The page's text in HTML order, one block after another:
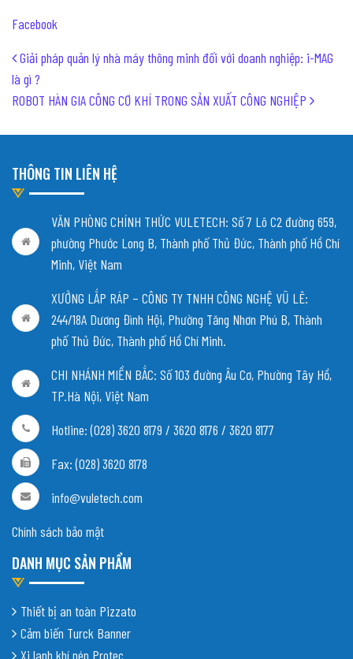
Facebook
Post navigation
Giải pháp quản lý nhà máy thông minh đối với doanh nghiệp: i-MAG
là gì ?
ROBOT HÀN GIA CÔNG CƠ KHÍ TRONG SẢN XUẤT CÔNG NGHIỆP
THÔNG TIN LIÊN HỆ
VĂN PHÒNG CHÍNH THỨC VULETECH: Số 7 Lô C2 đường 659,
phường Phước Long B, Thành phố Thủ Đức, Thành phố Hồ Chí
Minh, Việt Nam
XƯỞNG LẮP RÁP – CÔNG TY TNHH CÔNG NGHỆ VŨ LÊ:
244/18A Dương Đình Hội, Phường Tăng Nhơn Phú B, Thành
phố Thủ Đức, Thành phố Hồ Chí Minh.
CHI NHÁNH MIỀN BẮC: Số 103 đường Âu Cơ, Phường Tây Hồ,
TP.Hà Nội, Việt Nam
Hotline: (028) 3620 8179 / 3620 8176 / 3620 8177
Fax: (028) 3620 8178
info@vuletech.com
Chính sách bảo mật
DANH MỤC SẢN PHẨM
Thiết bị an toàn Pizzato
Cảm biến Turck Banner
Xi lanh khí nén Protec